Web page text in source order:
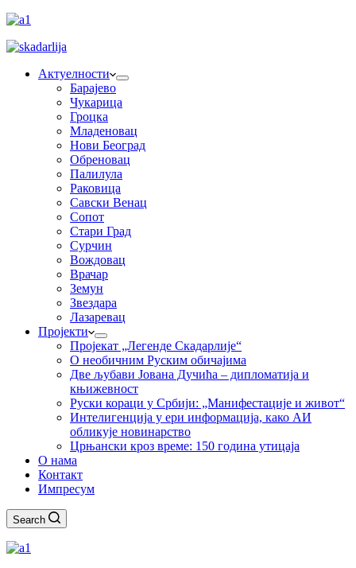
Актуелности
Барајево
Чукарица
Гроцка
Младеновац
Нови Београд
Обреновац
Палилула
Раковица
Савски Венац
Сопот
Стари Град
Сурчин
Вождовац
Врачар
Земун
Звездара
Лазаревац
Пројекти
Пројекат „Легенде Скадарлије“
О необичним Руским обичајима
Две љубави Јована Дучића – дипломатија и
књижевност
Руски кораци у Србији: „Манифестације и живот“
Интелигенција у ери информација, како АИ
обликује новинарство
Црњански кроз време: 150 година утицаја
О нама
Контакт
Импресум
Search